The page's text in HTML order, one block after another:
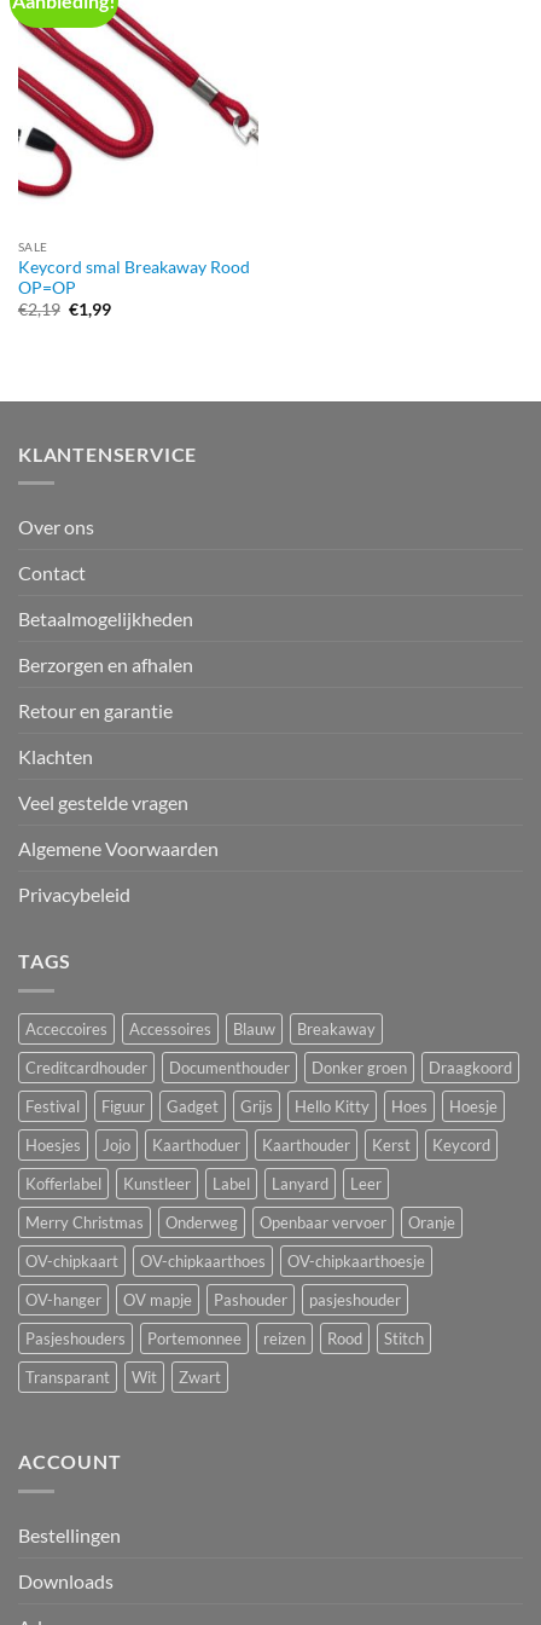
SALE
Keycord smal Breakaway Rood
OP=OP
€2,19 Oorspronkelijke
prijs
€1,99Huidige
KLANTENSERVICE
Over ons
Contact
Betaalmogelijkheden
Berzorgen en afhalen
Retour en garantie
Klachten
Veel gestelde vragen
Algemene Voorwaarden
Privacybeleid
TAGS
Acceccoires Accessoires Blauw
Breakaway
Creditcardhouder
Documenthouder Donker groen
Draagkoord
Festival
Figuur Gadget Grijs Hello Kitty Hoes
Hoesje
Hoesjes
Jojo Kaarthoduer Kaarthouder Kerst
Keycord
Kofferlabel
Kunstleer Label Lanyard
Leer
Merry Christmas
Onderweg Openbaar vervoer
Oranje
OV-chipkaart
OV-chipkaarthoes
OV-chipkaarthoesje
OV-hanger
OV mapje Pashouder
pasjeshouder
Pasjeshouders
Portemonnee reizen Rood
Stitch
Transparant
Wit Zwart
ACCOUNT
Bestellingen
Downloads